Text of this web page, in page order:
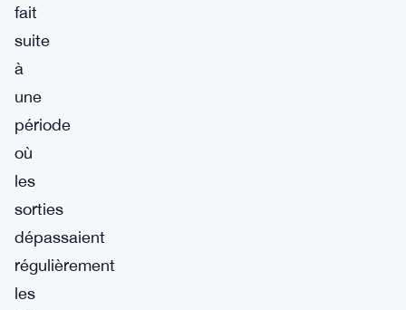
fait
suite
à
une
période
où
les
sorties
dépassaient
régulièrement
les